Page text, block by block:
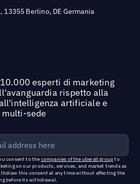
13355 Berlino, DE Germania
esperti di marketing
rispetto alla
artificiale e
sede
consent to the companies of the uberall groupto
on our products, services, and market trends as
this consent at any time without affecting the
before its withdrawal.